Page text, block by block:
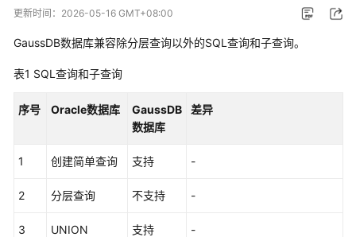
动
品
绍
更新时间： 2026-05-16 GMT+08:00
GaussDB数据库兼容除分层查询以外的SQL查询和子查询。
表1 SQL查询和子查询
序号 Oracle数据库
GaussDB
数据库
差异
1 创建简单查询 支持 -
2 分层查询 不支持 -
3
UNION
支持 -